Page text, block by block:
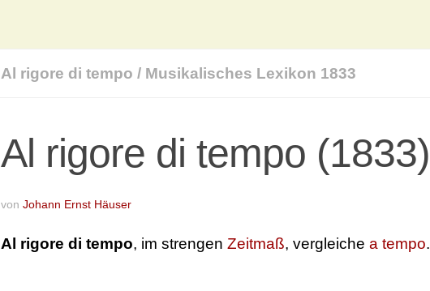
Al rigore di tempo / Musikalisches Lexikon 1833
Al rigore di tempo (1833)
von Johann Ernst Häuser
Al rigore di tempo, im strengen Zeitmaß, vergleiche a tempo.